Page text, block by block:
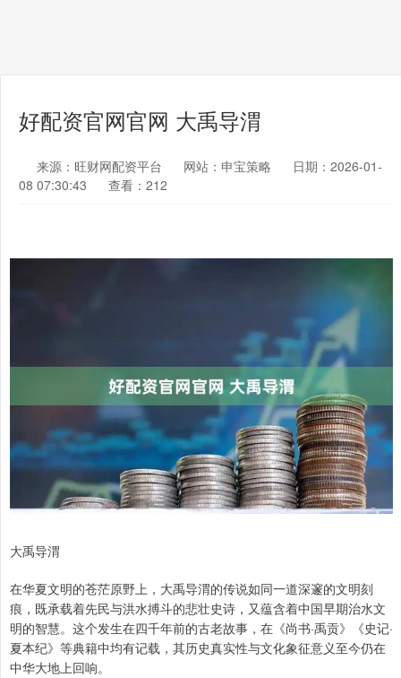
好配资官网官网 大禹导渭
来源：旺财网配资平台 网站：申宝策略
日期：2026-01-
08 07:30:43
查看：212
大禹导渭
在华夏文明的苍茫原野上，大禹导渭的传说如同一道深邃的文明刻
痕，既承载着先民与洪水搏斗的悲壮史诗，又蕴含着中国早期治水文
明的智慧。这个发生在四千年前的古老故事，在《尚书·禹贡》《史记·
夏本纪》等典籍中均有记载，其历史真实性与文化象征意义至今仍在
中华大地上回响。